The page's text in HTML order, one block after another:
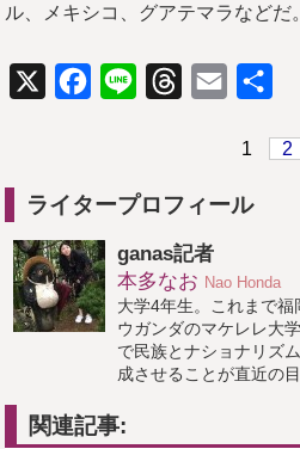
ル、メキシコ、グアテマラなどだ。
X Facebook
Line ThreadsEmail
1
2
ライタープロフィール
ganas記者
本多なお Nao Honda
大学4年生。これまで
ウガンダのマケレレ大
で民族とナショナリズ
成させることが直近の目
関連記事: